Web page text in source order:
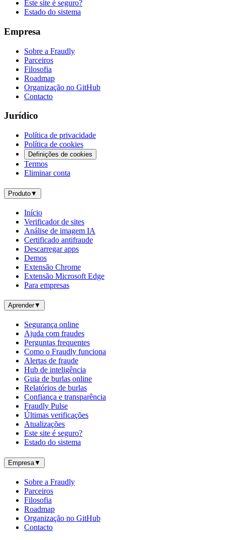
Este site é seguro?
Estado do sistema
Empresa
Sobre a Fraudly
Parceiros
Filosofia
Roadmap
Organização no GitHub
Contacto
Jurídico
Política de privacidade
Política de cookies
Definições de cookies
Termos
Eliminar conta
Produto▼
Início
Verificador de sites
Análise de imagem IA
Certificado antifraude
Descarregar apps
Demos
Extensão Chrome
Extensão Microsoft Edge
Para empresas
Aprender▼
Segurança online
Ajuda com fraudes
Perguntas frequentes
Como o Fraudly funciona
Alertas de fraude
Hub de inteligência
Guia de burlas online
Relatórios de burlas
Confiança e transparência
Fraudly Pulse
Últimas verificações
Atualizações
Este site é seguro?
Estado do sistema
Empresa▼
Sobre a Fraudly
Parceiros
Filosofia
Roadmap
Organização no GitHub
Contacto